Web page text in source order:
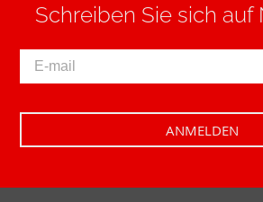
Schreiben Sie sich